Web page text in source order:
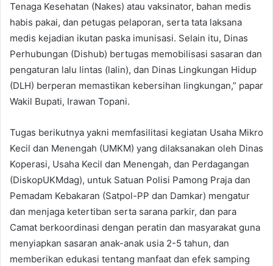
Tenaga Kesehatan (Nakes) atau vaksinator, bahan medis
habis pakai, dan petugas pelaporan, serta tata laksana
medis kejadian ikutan paska imunisasi. Selain itu, Dinas
Perhubungan (Dishub) bertugas memobilisasi sasaran dan
pengaturan lalu lintas (lalin), dan Dinas Lingkungan Hidup
(DLH) berperan memastikan kebersihan lingkungan,” papar
Wakil Bupati, Irawan Topani.
Tugas berikutnya yakni memfasilitasi kegiatan Usaha Mikro
Kecil dan Menengah (UMKM) yang dilaksanakan oleh Dinas
Koperasi, Usaha Kecil dan Menengah, dan Perdagangan
(DiskopUKMdag), untuk Satuan Polisi Pamong Praja dan
Pemadam Kebakaran (Satpol-PP dan Damkar) mengatur
dan menjaga ketertiban serta sarana parkir, dan para
Camat berkoordinasi dengan peratin dan masyarakat guna
menyiapkan sasaran anak-anak usia 2-5 tahun, dan
memberikan edukasi tentang manfaat dan efek samping